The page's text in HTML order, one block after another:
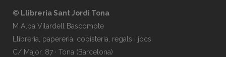
© Llibreria Sant Jordi Tona
M Alba Vilardell Bascompte
Llibreria, papereria, copisteria, regals i jocs.
C/ Major, 87 · Tona (Barcelona)